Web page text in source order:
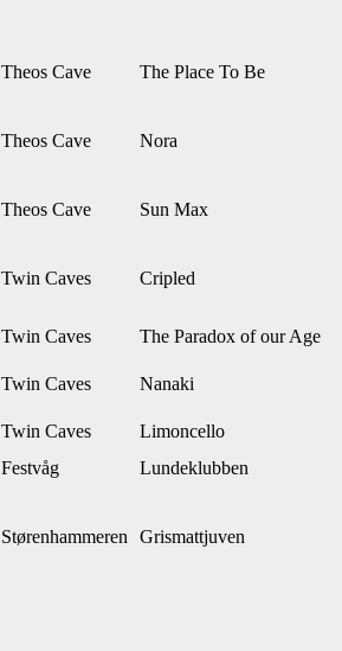
Theos Cave The Place To Be
Theos Cave Nora
Theos Cave Sun Max
Twin Caves Cripled
Twin Caves The Paradox of our Age
Twin Caves Nanaki
Twin Caves
Limoncello
Festvåg Lundeklubben
Størenhammeren Grismattjuven